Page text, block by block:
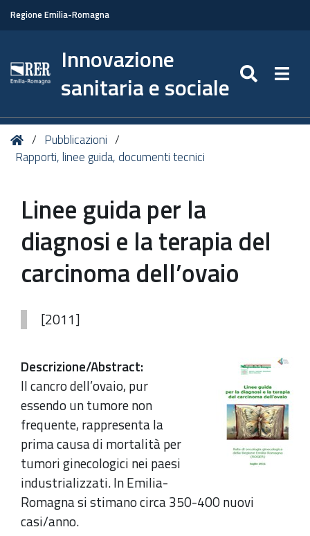
Regione Emilia-Romagna
Innovazione
sanitaria e sociale
Tu
sei
HomePubblicazioni
Rapporti, linee guida, documenti tecnici
Linee guida per la
diagnosi e la terapia del
carcinoma dell’ovaio
[2011]
Descrizione/Abstract:
Il cancro dell’ovaio, pur
essendo un tumore non
frequente, rappresenta la
prima causa di mortalità per
tumori ginecologici nei paesi
industrializzati. In Emilia-
Romagna si stimano circa 350-400 nuovi
casi/anno.